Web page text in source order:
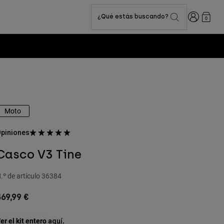
¿Qué estás buscando? Iniciar0
Moto
V3 Tine
de artículo 36384
€
el kit entero aquí.